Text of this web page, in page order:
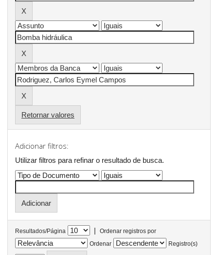
Retornar valores
Adicionar filtros:
Utilizar filtros para refinar o resultado de busca.
Resultados/Página |
Ordenar registros por
Ordenar
Registro(s)